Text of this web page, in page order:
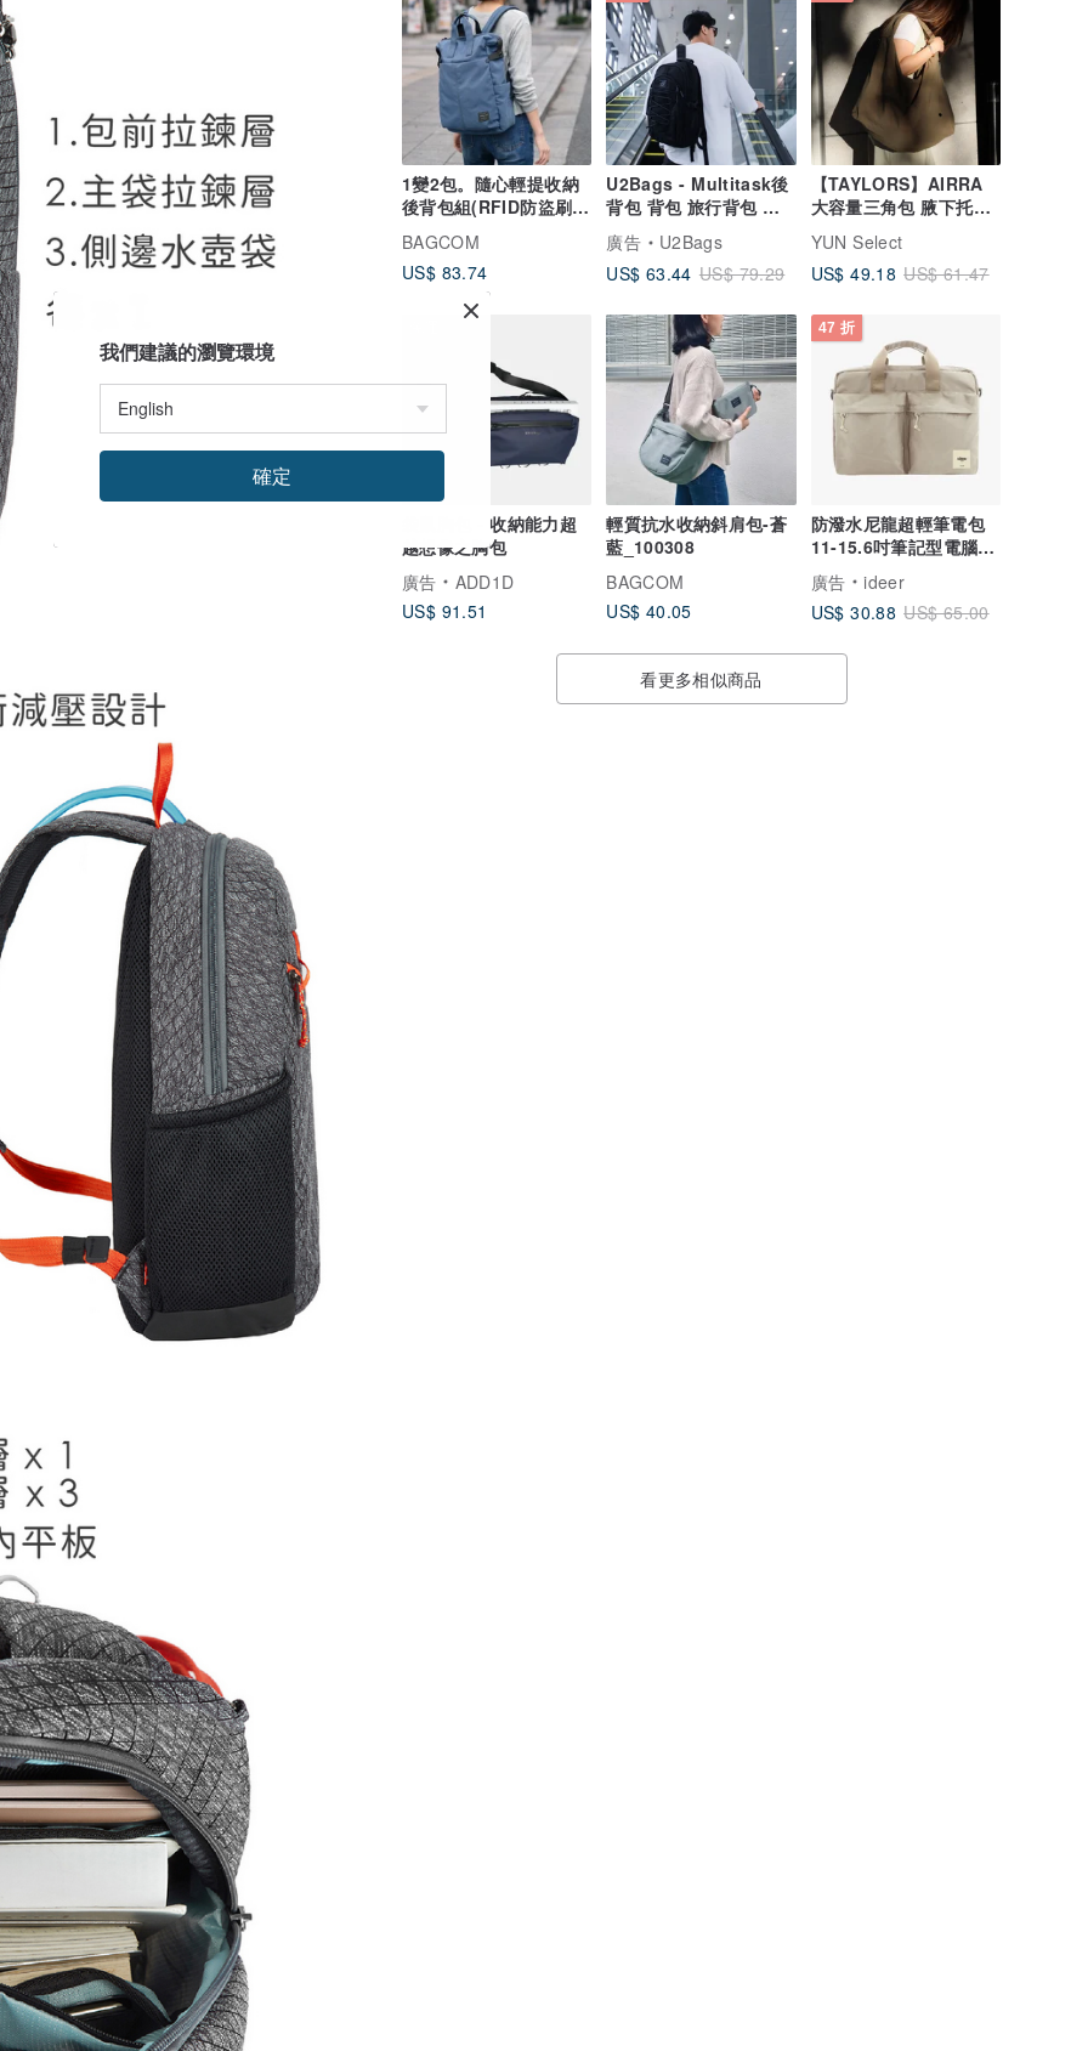
1變2包。隨心輕提收納
後背包組(RFID防盜刷)-
晨霧藍_105450
BAGCOM
US$ 83.74
U2Bags - Multitask後
背包 背包 旅行背包 學
生書包 書包 YKK拉鍊
廣告
U2Bags
US$ 63.44 US$ 79.29
【TAYLORS】AIRRA
大容量三角包 腋下托特
包 輕量多拉鍊隔層
YUN Select
US$ 49.18 US$ 61.47
袋鼠胸包 - 收納能力超
越想像之胸包
廣告
ADD1D
US$ 91.51
輕質抗水收納斜肩包-蒼
藍_100308
BAGCOM
US$ 40.05
47 折
防潑水尼龍超輕筆電包
11-15.6吋筆記型電腦
公事包 書包 macbook
廣告
ideer
US$ 30.88 US$ 65.00
看更多相似商品
我們建議的瀏覽環境
確定